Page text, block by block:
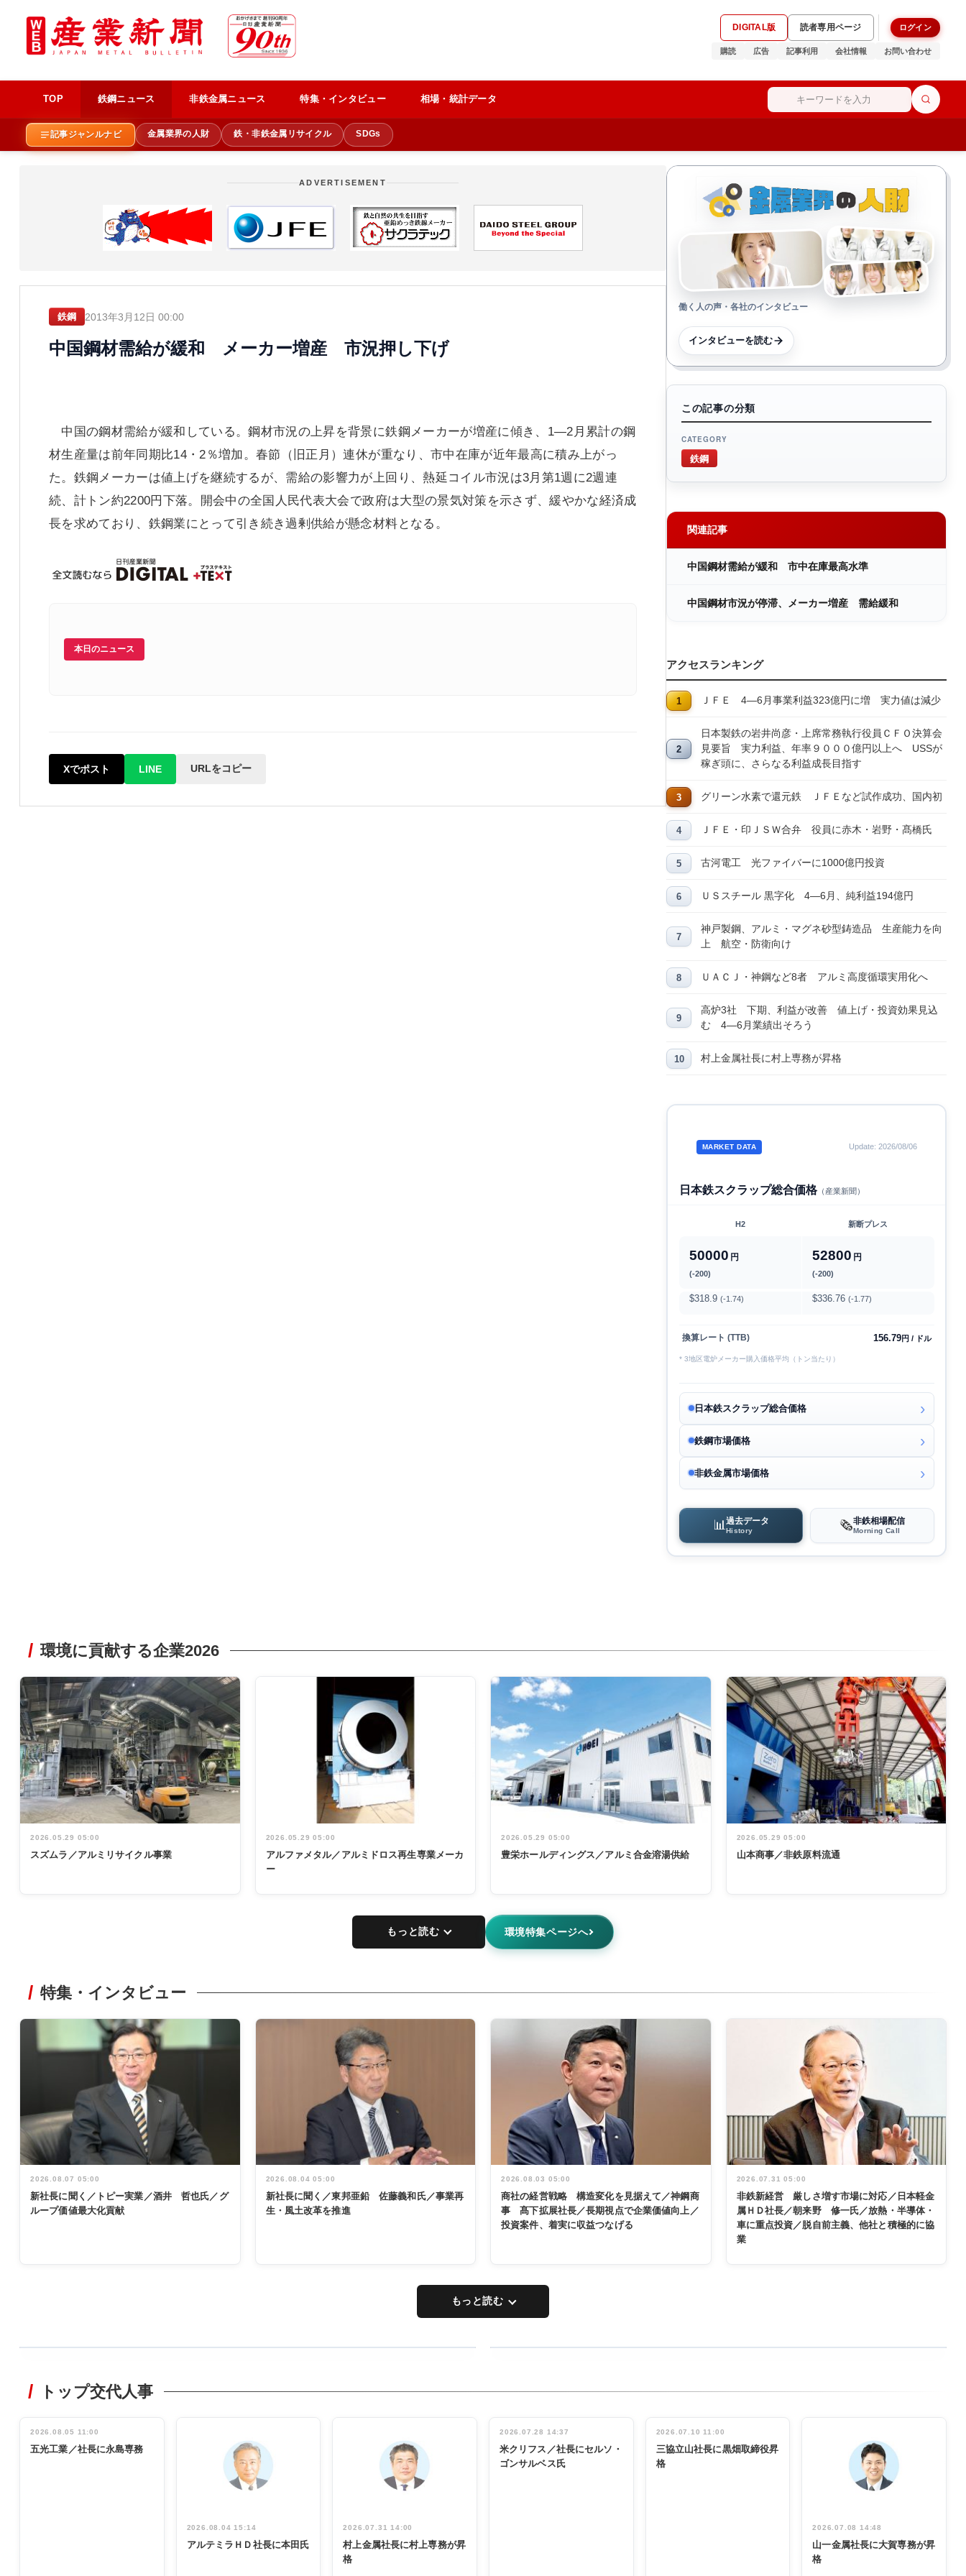
DIGITAL版 読者専用ページ ログイン
購読 広告 記事利用 会社情報 お問い合わせ
TOP 鉄鋼ニュース 非鉄金属ニュース 特集・インタビュー 相場・統計データ
記事ジャンルナビ 金属業界の人財 鉄・非鉄金属リサイクル SDGs
ADVERTISEMENT
鉄鋼 2013年3月12日 00:00
中国鋼材需給が緩和 メーカー増産 市況押し下げ
中国の鋼材需給が緩和している。鋼材市況の上昇を背景に鉄鋼メーカーが増産に傾き、1―2月累計の鋼
材生産量は前年同期比14・2％増加。春節（旧正月）連休が重なり、市中在庫が近年最高に積み上がっ
た。鉄鋼メーカーは値上げを継続するが、需給の影響力が上回り、熱延コイル市況は3月第1週に2週連
続、計トン約2200円下落。開会中の全国人民代表大会で政府は大型の景気対策を示さず、緩やかな経済成
長を求めており、鉄鋼業にとって引き続き過剰供給が懸念材料となる。
本日のニュース
Xでポスト LINE URLをコピー
働く人の声・各社のインタビュー
インタビューを読む
この記事の分類
CATEGORY
鉄鋼
関連記事
中国鋼材需給が緩和 市中在庫最高水準
中国鋼材市況が停滞、メーカー増産 需給緩和
アクセスランキング
ＪＦＥ 4―6月事業利益323億円に増 実力値は減少
日本製鉄の岩井尚彦・上席常務執行役員ＣＦＯ決算会
見要旨 実力利益、年率９０００億円以上へ USSが
稼ぎ頭に、さらなる利益成長目指す
グリーン水素で還元鉄 ＪＦＥなど試作成功、国内初
ＪＦＥ・印ＪＳＷ合弁 役員に赤木・岩野・髙橋氏
古河電工 光ファイバーに1000億円投資
ＵＳスチール 黒字化 4―6月、純利益194億円
神戸製鋼、アルミ・マグネ砂型鋳造品 生産能力を向
上 航空・防衛向け
ＵＡＣＪ・神鋼など8者 アルミ高度循環実用化へ
高炉3社 下期、利益が改善 値上げ・投資効果見込
む 4―6月業績出そろう
村上金属社長に村上専務が昇格
MARKET DATA Update: 2026/08/06
日本鉄スクラップ総合価格（産業新聞）
H2 新断プレス
50000 円
(-200)
52800 円
(-200)
$318.9 (-1.74) $336.76 (-1.77)
換算レート (TTB) 156.79円 / ドル
* 3地区電炉メーカー購入価格平均（トン当たり）
日本鉄スクラップ総合価格
鉄鋼市場価格
非鉄金属市場価格
📊 過去データ
History 🗞️非鉄相場配信
Morning Call
環境に貢献する企業2026
2026.05.29 05:00
スズムラ／アルミリサイクル事業
2026.05.29 05:00
アルファメタル／アルミドロス再生専業メーカ
ー
2026.05.29 05:00
豊栄ホールディングス／アルミ合金溶湯供給
2026.05.29 05:00
山本商事／非鉄原料流通
もっと読む 環境特集ページへ
特集・インタビュー
2026.08.07 05:00
新社長に聞く／トピー実業／酒井 哲也氏／グ
ループ価値最大化貢献
2026.08.04 05:00
新社長に聞く／東邦亜鉛 佐藤義和氏／事業再
生・風土改革を推進
2026.08.03 05:00
商社の経営戦略 構造変化を見据えて／神鋼商
事 髙下拡展社長／長期視点で企業価値向上／
投資案件、着実に収益つなげる
2026.07.31 05:00
非鉄新経営 厳しさ増す市場に対応／日本軽金
属ＨＤ社長／朝来野 修一氏／放熱・半導体・
車に重点投資／脱自前主義、他社と積極的に協
業
もっと読む
非鉄業界で
管理職編
インタビュ
ー／社内ア
INTERVIEW
念祝う 業界
関係者ら220
人出席
トップ交代人事
2026.08.05 11:00
五光工業／社長に永島専務
2026.08.04 15:14
アルテミラＨＤ社長に本田氏
2026.07.31 14:00
村上金属社長に村上専務が昇
格
2026.07.28 14:37
米クリフス／社長にセルソ・
ゴンサルベス氏
2026.07.10 11:00
三協立山社長に黒畑取締役昇
格
2026.07.08 14:48
山一金属社長に大賀専務が昇
格